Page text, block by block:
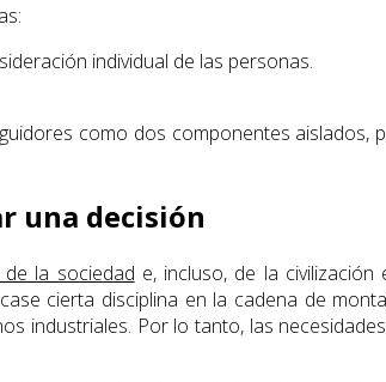
individual de las personas.
como dos componentes aislados,
una decisión
la sociedad e, incluso, de la
cierta disciplina en la cadena de
industriales. Por lo tanto, las